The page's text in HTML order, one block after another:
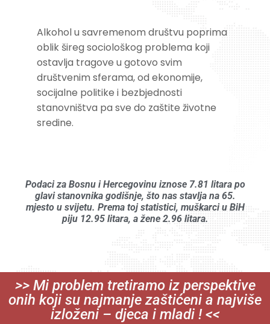
Alkohol u savremenom društvu poprima
oblik šireg sociološkog problema koji
ostavlja tragove u gotovo svim
društvenim sferama, od ekonomije,
socijalne politike i bezbjednosti
stanovništva pa sve do zaštite životne
sredine.
Podaci za Bosnu i Hercegovinu iznose 7.81 litara po
glavi stanovnika godišnje, što nas stavlja na 65.
mjesto u svijetu. Prema toj statistici, muškarci u BiH
piju 12.95 litara, a žene 2.96 litara.
>> Mi problem tretiramo iz perspektive
onih koji su najmanje zaštićeni a najviše
izloženi – djeca i mladi ! <<